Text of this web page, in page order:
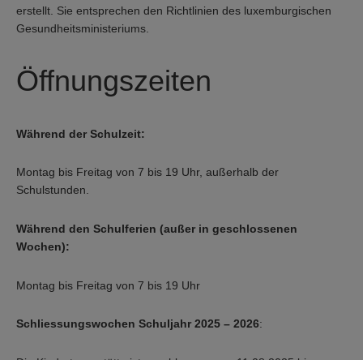
erstellt. Sie entsprechen den Richtlinien des luxemburgischen
Gesundheitsministeriums.
Öffnungszeiten
Während der Schulzeit:
Montag bis Freitag von 7 bis 19 Uhr, außerhalb der
Schulstunden.
Während den Schulferien (außer in geschlossenen
Wochen):
Montag bis Freitag von 7 bis 19 Uhr
Schliessungswochen Schuljahr 2025 – 2026: